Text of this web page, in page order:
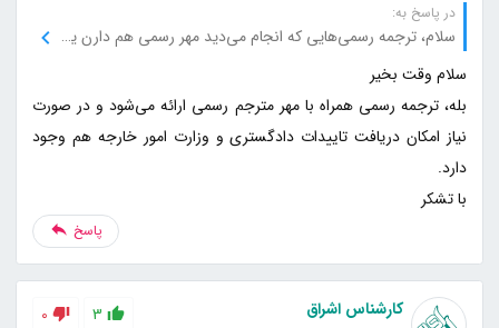
در پاسخ به:
سلام، ترجمه رسمی‌هایی که انجام می‌دید مهر رسمی هم دارن یا فقط یه ترجمه ساده‌ست؟
بله، ترجمه رسمی همراه با مهر مترجم رسمی ارائه می‌شود و در صورت
نیاز امکان دریافت تاییدات دادگستری و وزارت امور خارجه هم وجود
با تشکر
پاسخ
کارشناس اشراق 3
0